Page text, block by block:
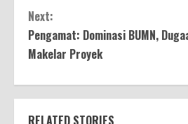
Next:
Pengamat: Dominasi BUMN,
Makelar Proyek